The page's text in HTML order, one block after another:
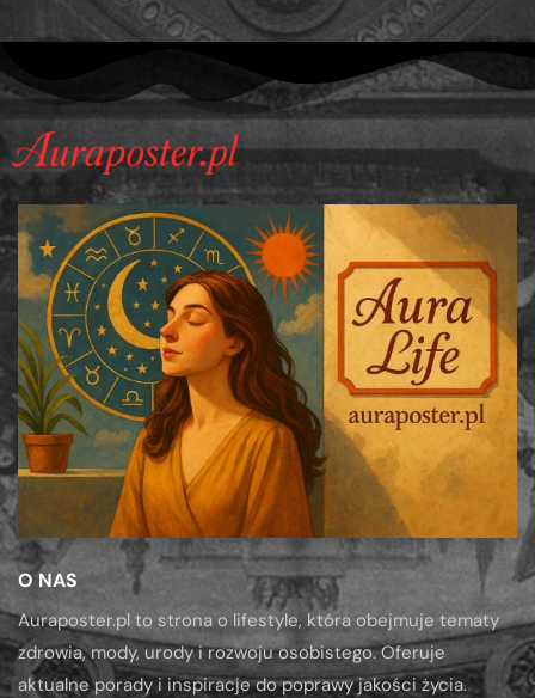
O NAS
Auraposter.pl to strona o lifestyle, która obejmuje tematy
zdrowia, mody, urody i rozwoju osobistego. Oferuje
aktualne porady i inspiracje do poprawy jakości życia.